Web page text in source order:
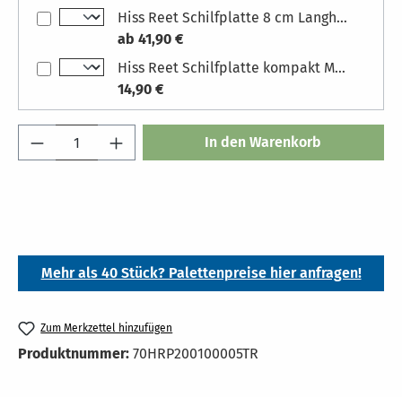
Hiss Reet Schilfplatte 8 cm Langhalm
ab 41,90 €
Hiss Reet Schilfplatte kompakt Maße: 3 cm (D)
14,90 €
Produkt Anzahl: Gib den gewünschten
In den Warenkorb
Mehr als 40 Stück? Palettenpreise hier anfragen!
Zum Merkzettel hinzufügen
Produktnummer: 70HRP200100005TR